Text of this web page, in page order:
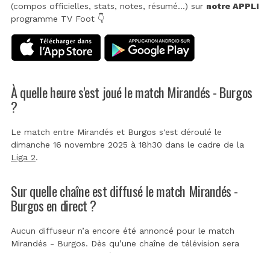
(compos officielles, stats, notes, résumé...) sur notre APPLI
programme TV Foot 👇
À quelle heure s'est joué le match Mirandés - Burgos
?
Le match entre Mirandés et Burgos s'est déroulé le
dimanche 16 novembre 2025 à 18h30 dans le cadre de la
Liga 2.
Sur quelle chaîne est diffusé le match Mirandés -
Burgos en direct ?
Aucun diffuseur n’a encore été annoncé pour le match
Mirandés - Burgos. Dès qu’une chaîne de télévision sera